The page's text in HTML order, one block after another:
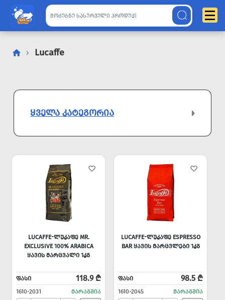
Lucaffe
ᲧᲕᲔᲚᲐ ᲙᲐᲢᲔᲒᲝᲠᲘᲐ
LUCAFFE-ᲚᲣᲙᲐᲤᲔ MR.
EXCLUSIVE 100% ARABICA
ᲧᲐᲕᲘᲡ ᲛᲐᲠᲪᲕᲐᲚᲘ 1ᲙᲒ
ᲤᲐᲡᲘ 118.9 ₾
1610-2031 ᲛᲐᲠᲐᲒᲨᲘᲐ
LUCAFFE-ᲚᲣᲙᲐᲤᲔ ESPRESSO
BAR ᲧᲐᲕᲘᲡ ᲛᲐᲠᲪᲕᲚᲔᲑᲘ 1ᲙᲒ
ᲤᲐᲡᲘ 98.5 ₾
1610-2045 ᲛᲐᲠᲐᲒᲨᲘᲐ